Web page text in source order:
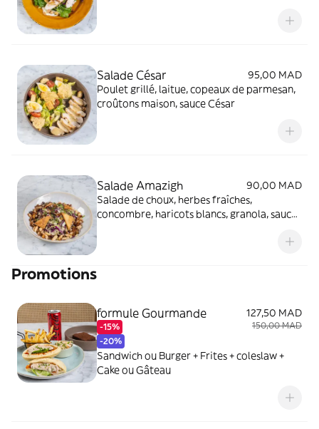
Salade César
95,00 MAD
Poulet grillé, laitue, copeaux de parmesan,
croûtons maison, sauce César
Salade Amazigh
90,00 MAD
Salade de choux, herbes fraîches,
concombre, haricots blancs, granola, sauce
Promotions
formule Gourmande
-15%
-20%
127,50 MAD
150,00 MAD
Sandwich ou Burger + Frites + coleslaw +
Cake ou Gâteau